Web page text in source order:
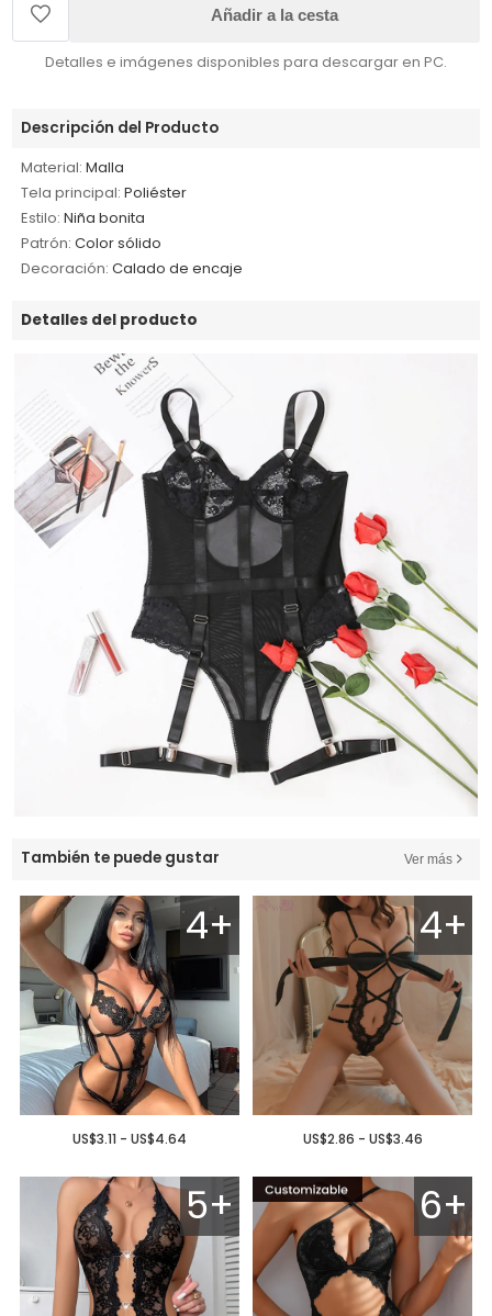
Añadir a la cesta
Detalles e imágenes disponibles para descargar en PC.
Descripción del Producto
Material: Malla
Tela principal: Poliéster
Estilo: Niña bonita
Patrón: Color sólido
Decoración: Calado de encaje
Detalles del producto
También te puede gustar Ver más
4+
US$3.11 - US$4.64
4+
US$2.86 - US$3.46
5+ 6+